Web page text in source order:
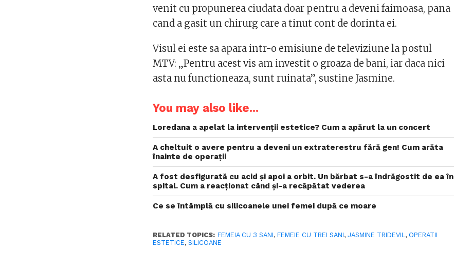
venit cu propunerea ciudata doar pentru a deveni faimoasa, pana
cand a gasit un chirurg care a tinut cont de dorinta ei.
Visul ei este sa apara intr-o emisiune de televiziune la postul
MTV: „Pentru acest vis am investit o groaza de bani, iar daca nici
asta nu functioneaza, sunt ruinata”, sustine Jasmine.
You may also like...
Loredana a apelat la intervenții estetice? Cum a apărut la un concert
A cheltuit o avere pentru a deveni un extraterestru fără gen! Cum arăta
înainte de operații
A fost desfigurată cu acid și apoi a orbit. Un bărbat s-a îndrăgostit de ea în
spital. Cum a reacționat când și-a recăpătat vederea
Ce se întâmplă cu silicoanele unei femei după ce moare
RELATED TOPICS: FEMEIA CU 3 SANI,FEMEIE CU TREI SANI,JASMINE TRIDEVIL, OPERATII
ESTETICE,SILICOANE